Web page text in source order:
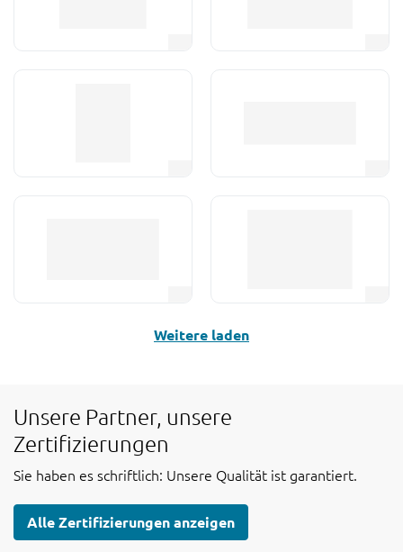
Weitere laden
Unsere Partner, unsere
Zertifizierungen
Sie haben es schriftlich: Unsere Qualität ist garantiert.
Alle Zertifizierungen anzeigen